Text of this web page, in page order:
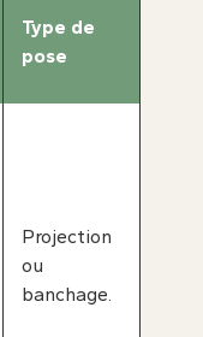
Type de
pose
Projection
ou
banchage.